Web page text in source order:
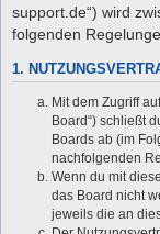
support.de“) wird
folgenden
1.
Mit dem Zugriff
Board“) schließt
Boards ab (im
nachfolgenden
Wenn du mit
das Board nicht
jeweils die an